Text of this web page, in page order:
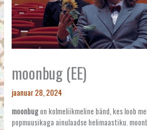
moonbug (EE)
jaanuar 28, 2024
moonbugon kolmeliikmeline bänd, kes loob
popmuusikaga ainulaadse helimaastiku.